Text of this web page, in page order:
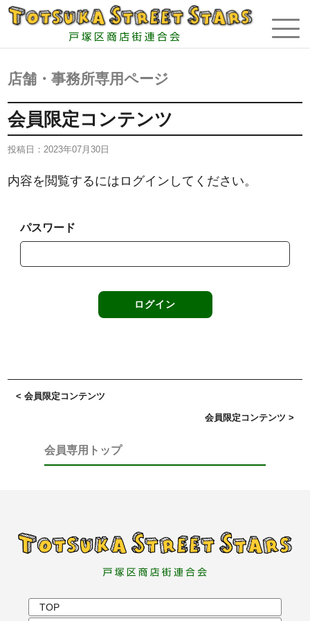
店舗・事務所専用ページ
会員限定コンテンツ
投稿日：2023年07月30日
内容を閲覧するにはログインしてください。
パスワード
< 会員限定コンテンツ
会員限定コンテンツ >
会員専用トップ
TOP